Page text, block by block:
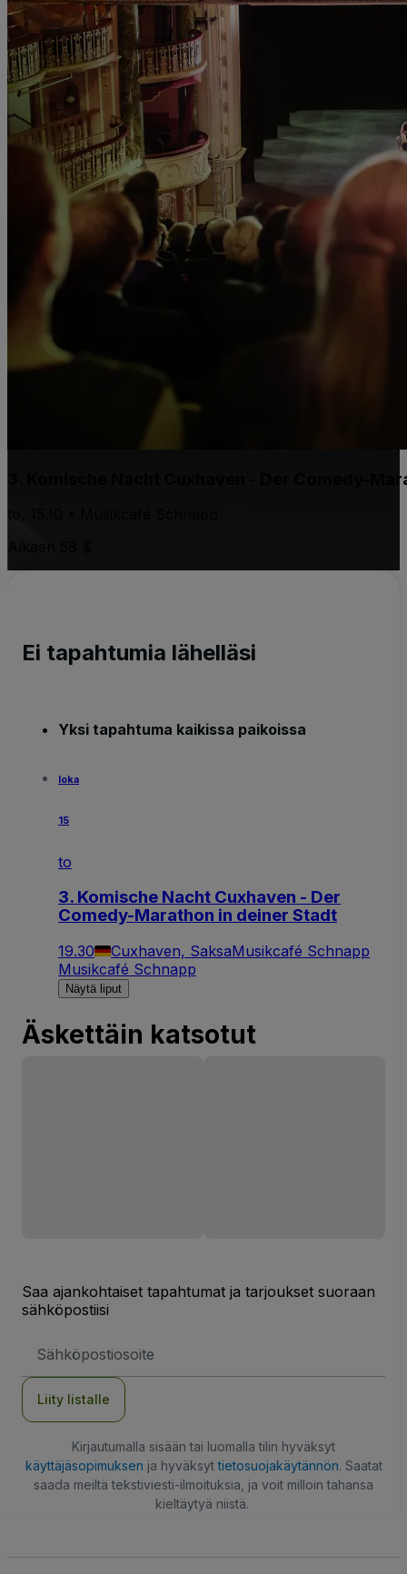
3. Komische Nacht Cuxhaven - Der Comedy-
to, 15.10 • Musikcafé Schnapp
Ei tapahtumia lähelläsi
Yksi tapahtuma kaikissa paikoissa
loka
15
to
3. Komische Nacht Cuxhaven - Der
Comedy-Marathon in deiner Stadt
19.30 Cuxhaven, SaksaMusikcafé Schnapp
Musikcafé Schnapp
Näytä liput
Äskettäin katsotut
Saa ajankohtaiset tapahtumat ja tarjoukset suoraan
sähköpostiisi
Liity listalle
Kirjautumalla sisään tai luomalla tilin hyväksyt
käyttäjäsopimuksen ja hyväksyttietosuojakäytännön. Saatat
saada meiltä tekstiviesti-ilmoituksia, ja voit milloin tahansa
kieltäytyä niistä.